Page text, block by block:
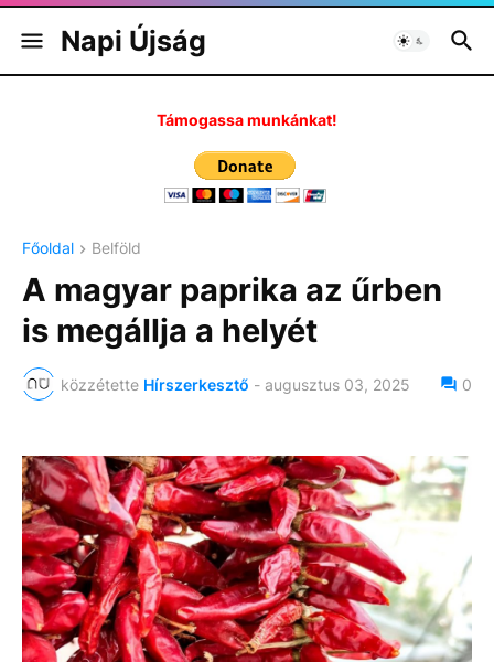
Napi Újság
Támogassa munkánkat!
Főoldal Belföld
A magyar paprika az űrben
is megállja a helyét
közzétette Hírszerkesztő - augusztus 03, 2025 0